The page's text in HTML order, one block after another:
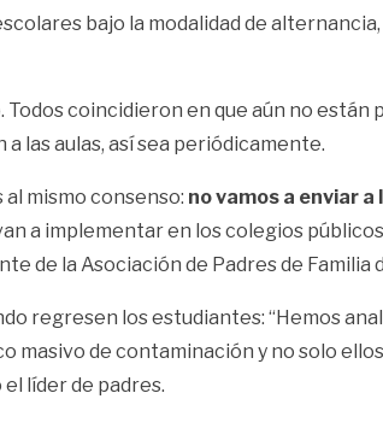
bajo la modalidad de
coincidieron en que aún no están
las aulas, así sea periódicamente.
mismo consenso: no vamos a enviar a
a implementar en los colegios
de la Asociación de Padres de Familia
regresen los estudiantes: “Hemos
masivo de contaminación y no solo
líder de padres.